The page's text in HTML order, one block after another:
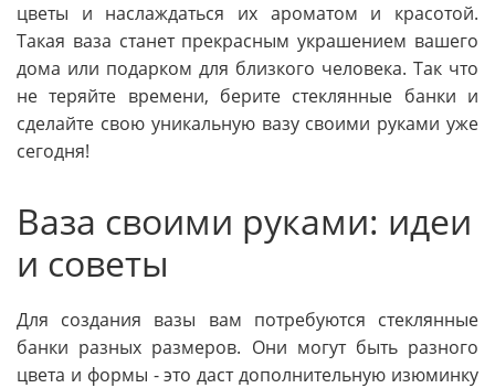
цветы и наслаждаться их ароматом и красотой.
Такая ваза станет прекрасным украшением вашего
дома или подарком для близкого человека. Так что
не теряйте времени, берите стеклянные банки и
сделайте свою уникальную вазу своими руками уже
сегодня!
Ваза своими руками: идеи
и советы
Для создания вазы вам потребуются стеклянные
банки разных размеров. Они могут быть разного
цвета и формы - это даст дополнительную изюминку